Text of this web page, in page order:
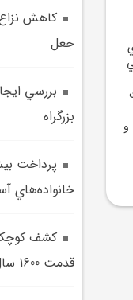
و
کاهش
جعل
بررسي
بزرگراه
خانواده‌هاي آسيب‌ديده
کشف
قدمت 1600 سال در ايران